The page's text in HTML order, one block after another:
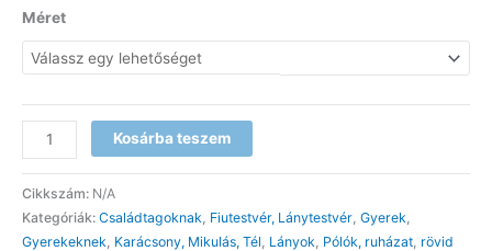
Méret
Hugi
manó
karácsonyi
póló
mennyiség
Kosárba teszem
Cikkszám: N/A
Kategóriák: Családtagoknak Fiutestvér, Lánytestvér Gyerek
Gyerekeknek Karácsony, Mikulás, Tél Lányok Pólók, ruházat rövid